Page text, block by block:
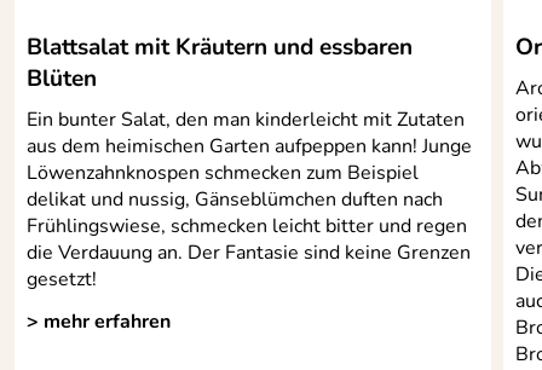
Blattsalat mit Kräutern und essbaren
Blüten
Ein bunter Salat, den man kinderleicht mit Zutaten
aus dem heimischen Garten aufpeppen kann! Junge
Löwenzahnknospen schmecken zum Beispiel
delikat und nussig, Gänseblümchen duften nach
Frühlingswiese, schmecken leicht bitter und regen
die Verdauung an. Der Fantasie sind keine Grenzen
gesetzt!
> mehr erfahren